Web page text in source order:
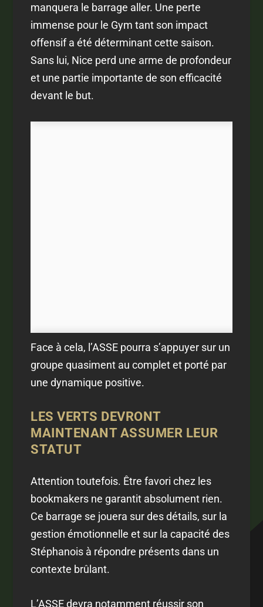
manquera le barrage aller. Une perte
immense pour le Gym tant son impact
offensif a été déterminant cette saison.
Sans lui, Nice perd une arme de profondeur
et une partie importante de son efficacité
devant le but.
Face à cela, l’ASSE pourra s’appuyer sur un
groupe quasiment au complet et porté par
une dynamique positive.
LES VERTS DEVRONT
MAINTENANT ASSUMER LEUR
STATUT
Attention toutefois. Être favori chez les
bookmakers ne garantit absolument rien.
Ce barrage se jouera sur des détails, sur la
gestion émotionnelle et sur la capacité des
Stéphanois à répondre présents dans un
contexte brûlant.
L’ASSE devra notamment réussir son